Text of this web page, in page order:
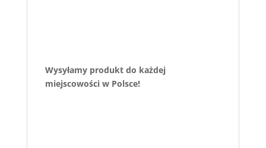
Wysyłamy produkt do każdej
miejscowości w Polsce!